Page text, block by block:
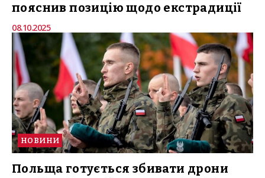
пояснив позицію щодо екстрадиції
08.10.2025
НОВИНИ
Польща готується збивати дрони